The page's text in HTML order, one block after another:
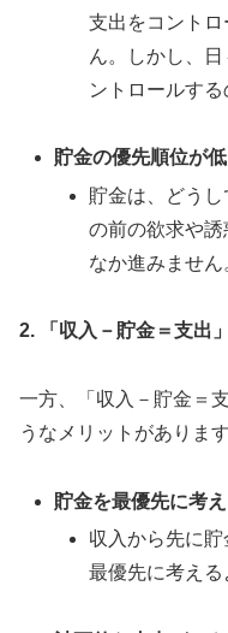
支出をコント
ん。しかし、
ントロールする
貯金の優先順位が
貯金は、どう
の前の欲求や
なか進みません
2. 「収入－貯金＝支出
一方、「収入－貯金＝
うなメリットがあります
貯金を最優先に考
収入から先に
最優先に考える